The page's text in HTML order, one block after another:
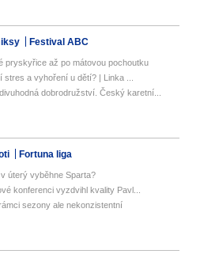
Festival ABC
až po mátovou pochoutku
a vyhoření u dětí? | Linka ...
dobrodružství. Český karetní...
Fortuna liga
úterý vyběhne Sparta?
konferenci vyzdvihl kvality Pavl...
sezony ale nekonzistentní